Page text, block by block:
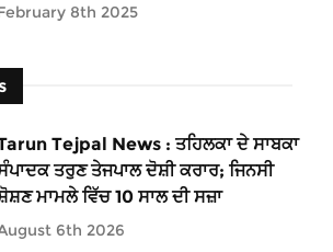
8th 2025
Tejpal News : ਤਹਿਲਕਾ ਦੇ ਸਾਬਕਾ
ਤਰੁਣ ਤੇਜਪਾਲ ਦੋਸ਼ੀ ਕਰਾਰ; ਜਿਨਸੀ
ਮਾਮਲੇ ਵਿੱਚ 10 ਸਾਲ ਦੀ ਸਜ਼ਾ
6th 2026